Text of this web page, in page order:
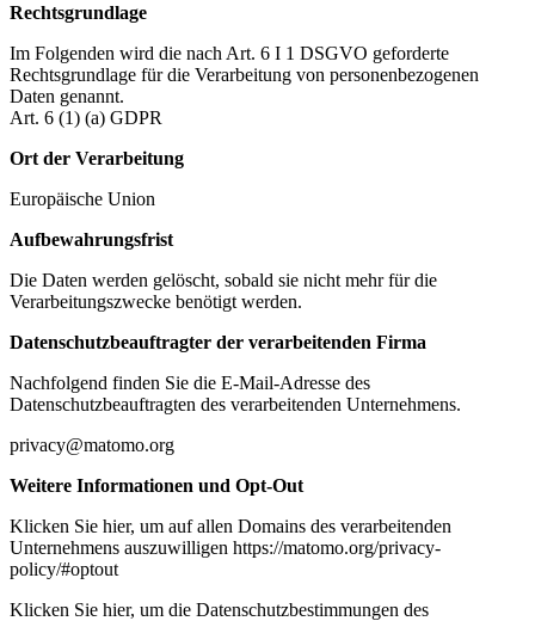
Rechtsgrundlage
Im Folgenden wird die nach Art. 6 I 1 DSGVO geforderte
Rechtsgrundlage für die Verarbeitung von personenbezogenen
Daten genannt.
Art. 6 (1) (a) GDPR
Ort der Verarbeitung
Europäische Union
Aufbewahrungsfrist
Die Daten werden gelöscht, sobald sie nicht mehr für die
Verarbeitungszwecke benötigt werden.
Datenschutzbeauftragter der verarbeitenden Firma
Nachfolgend finden Sie die E-Mail-Adresse des
Datenschutzbeauftragten des verarbeitenden Unternehmens.
privacy@matomo.org
Weitere Informationen und Opt-Out
Klicken Sie hier, um auf allen Domains des verarbeitenden
Unternehmens auszuwilligen https://matomo.org/privacy-
policy/#optout
Klicken Sie hier, um die Datenschutzbestimmungen des